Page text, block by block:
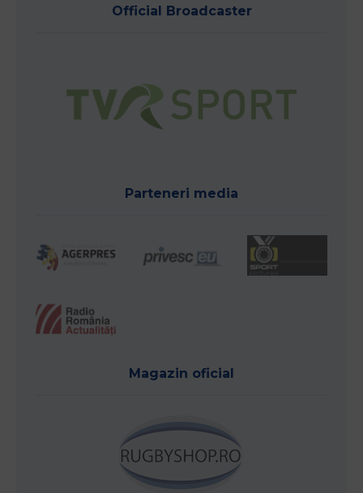
Official Broadcaster
Parteneri media
Magazin oficial